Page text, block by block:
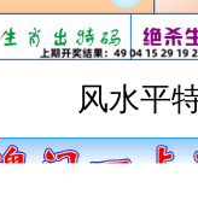
风水平